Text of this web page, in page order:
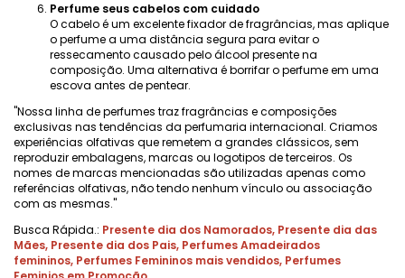
Perfume seus cabelos com cuidado
O cabelo é um excelente fixador de fragrâncias, mas aplique
o perfume a uma distância segura para evitar o
ressecamento causado pelo álcool presente na
composição. Uma alternativa é borrifar o perfume em uma
escova antes de pentear.
"Nossa linha de perfumes traz fragrâncias e composições
exclusivas nas tendências da perfumaria internacional. Criamos
experiências olfativas que remetem a grandes clássicos, sem
reproduzir embalagens, marcas ou logotipos de terceiros. Os
nomes de marcas mencionadas são utilizadas apenas como
referências olfativas, não tendo nenhum vínculo ou associação
com as mesmas."
Busca Rápida.: Presente dia dos Namorados, Presente dia das
Mães, Presente dia dos Pais, Perfumes Amadeirados
femininos, Perfumes Femininos mais vendidos, Perfumes